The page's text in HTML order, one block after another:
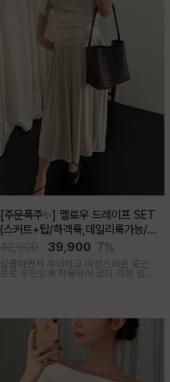
[주문폭주✨] 멜로우 드레이프 SET
(스커트+탑/하객룩,데일리룩가능/
임산부,출산후 착용가능)
39,900 7%
심플하면서 우아하고 여성스러운 포인
트로 무드있게 착용되어 코디 걱정 없는